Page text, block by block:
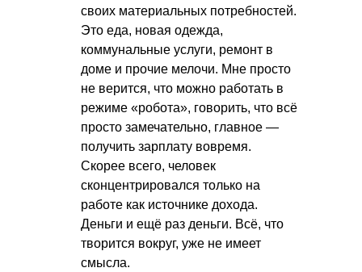
своих материальных потребностей.
Это еда, новая одежда,
коммунальные услуги, ремонт в
доме и прочие мелочи. Мне просто
не верится, что можно работать в
режиме «робота», говорить, что всё
просто замечательно, главное —
получить зарплату вовремя.
Скорее всего, человек
сконцентрировался только на
работе как источнике дохода.
Деньги и ещё раз деньги. Всё, что
творится вокруг, уже не имеет
смысла.